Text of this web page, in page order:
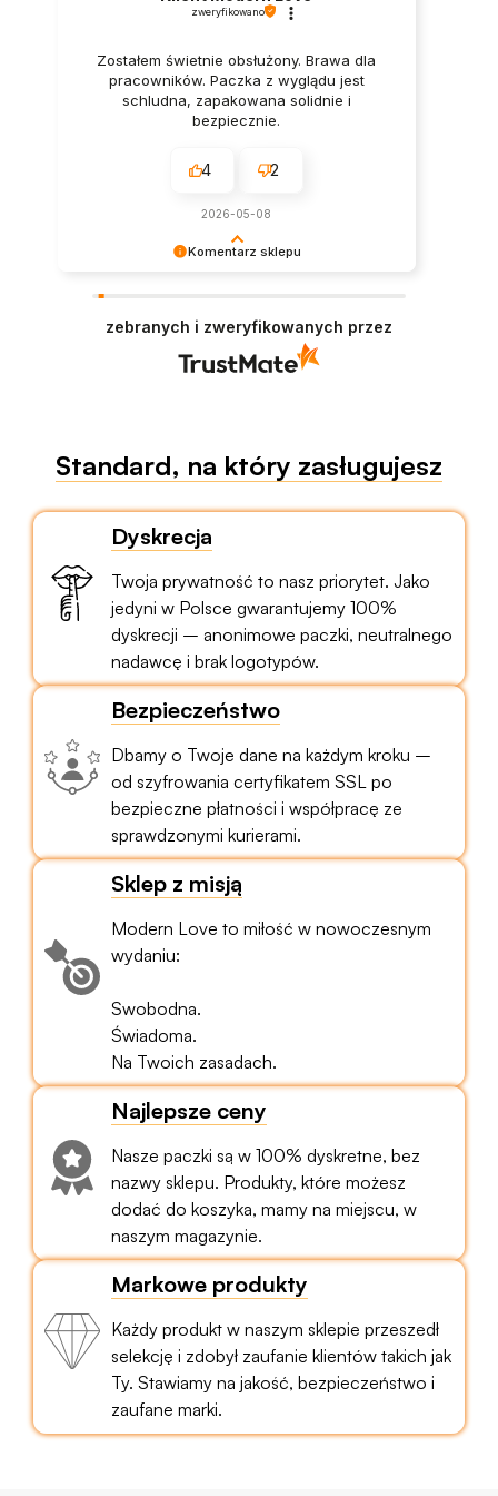
Komentarz sklepu
klienta i Twoja recenzja potwierdza nasze wysiłki
- dziękujemy raz jeszcze i mamy nadzieję - do
szybkiego zobaczenia!
zweryfikowano
Zostałem świetnie obsłużony. Brawa dla
pracowników. Paczka z wyglądu jest
schludna, zapakowana solidnie i
bezpiecznie.
4 2
2026-05-08
zebranych i zweryfikowanych przez
Standard, na który zasługujesz
Dyskrecja
Twoja prywatność to nasz priorytet. Jako
jedyni w Polsce gwarantujemy 100%
dyskrecji – anonimowe paczki, neutralnego
nadawcę i brak logotypów.
Bezpieczeństwo
Dbamy o Twoje dane na każdym kroku –
od szyfrowania certyfikatem SSL po
bezpieczne płatności i współpracę ze
sprawdzonymi kurierami.
Sklep z misją
Modern Love to miłość w nowoczesnym
wydaniu:
Swobodna.
Świadoma.
Na Twoich zasadach.
Najlepsze ceny
Nasze paczki są w 100% dyskretne, bez
nazwy sklepu. Produkty, które możesz
dodać do koszyka, mamy na miejscu, w
naszym magazynie.
Markowe produkty
Każdy produkt w naszym sklepie przeszedł
selekcję i zdobył zaufanie klientów takich jak
Ty. Stawiamy na jakość, bezpieczeństwo i
zaufane marki.